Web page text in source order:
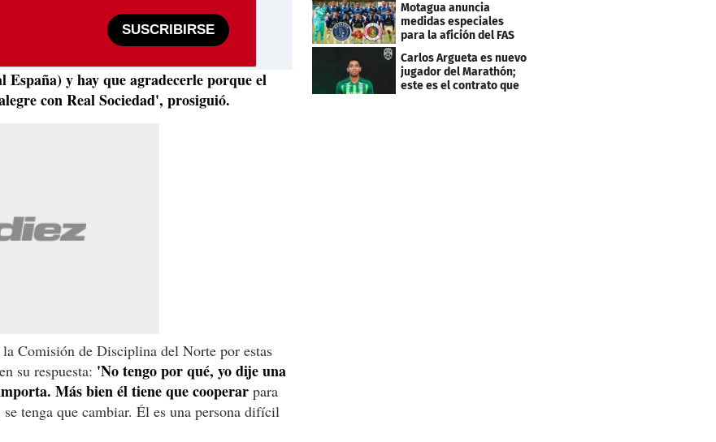
SUSCRIBIRSE
España) y hay que agradecerle porque el
con Real Sociedad', prosiguió.
Comisión de Disciplina del Norte por estas
su respuesta: 'No tengo por qué, yo dije una
Más bien él tiene que cooperar para
tenga que cambiar. Él es una persona difícil
Motagua anuncia
medidas especiales
para la afición del FAS
de El Salvador
Carlos Argueta es nuevo
jugador del Marathón;
este es el contrato que